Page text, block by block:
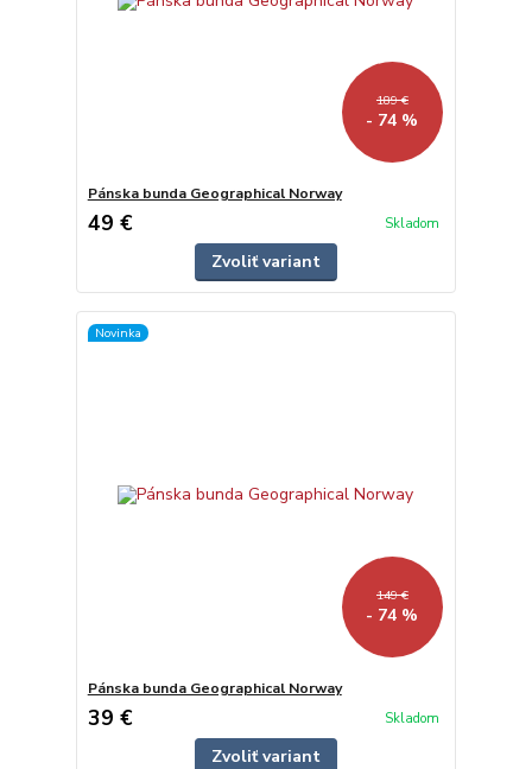
189 €
- 74 %
Pánska bunda Geographical Norway
49 € Skladom
Zvoliť variant
Novinka
149 €
- 74 %
Pánska bunda Geographical Norway
39 € Skladom
Zvoliť variant